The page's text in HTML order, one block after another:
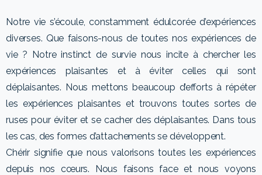
Notre vie s’écoule, constamment édulcorée d’expériences
diverses. Que faisons-nous de toutes nos expériences de
vie ? Notre instinct de survie nous incite à chercher les
expériences plaisantes et à éviter celles qui sont
déplaisantes. Nous mettons beaucoup d’efforts à répéter
les expériences plaisantes et trouvons toutes sortes de
ruses pour éviter et se cacher des déplaisantes. Dans tous
les cas, des formes d’attachements se développent.
Chérir signifie que nous valorisons toutes les expériences
depuis nos cœurs. Nous faisons face et nous voyons